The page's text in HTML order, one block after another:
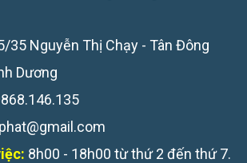
35 Nguyễn Thị Chạy - Tân Đông
Dương
8h00 - 18h00 từ thứ 2 đến thứ 7.